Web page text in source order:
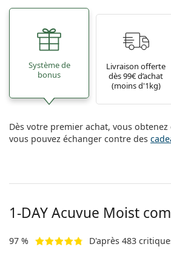
Système de
bonus
Livraison offerte
dès 99€ d’achat
(moins d'1kg)
Dès votre premier achat, vous
vous pouvez échanger contre des
1-DAY Acuvue Moist
97 % D'après 483